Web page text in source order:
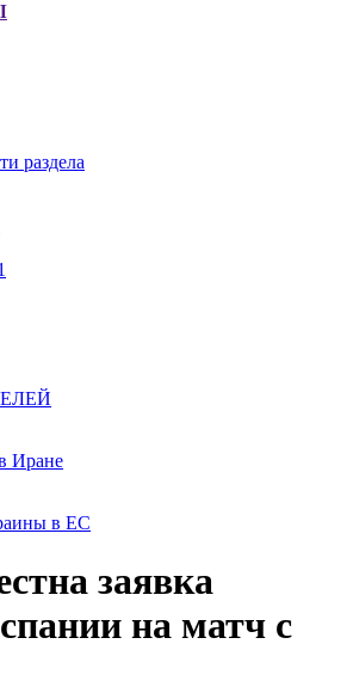
раздела
Иране
в ЕС
заявка
на матч с